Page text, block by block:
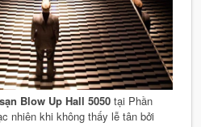
Blow Up Hall 5050 tại Phần
nhiên khi không thấy lễ tân bởi